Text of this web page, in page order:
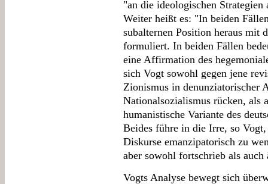
"an die ideologischen
Weiter heißt es: "In beiden
subalternen Position heraus mit
formuliert. In beiden Fällen
eine Affirmation des
sich Vogt sowohl gegen jene
Zionismus in denunziatorischer
Nationalsozialismus rücken, als
humanistische Variante des
Beides führe in die Irre, so
Diskurse emanzipatorisch zu
aber sowohl fortschrieb als auch
Vogts Analyse bewegt sich